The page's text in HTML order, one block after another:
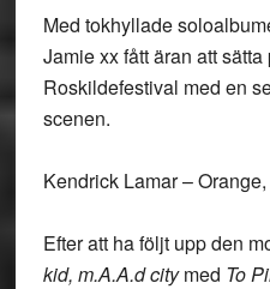
Med tokhyllade
Jamie xx fått äran att
Roskildefestival med en
scenen.
Kendrick Lamar –
Efter att ha följt upp den
kid, m.A.A.d citymed To